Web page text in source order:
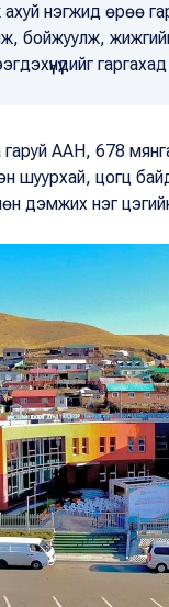
ахуй нэгжид өрөө
бойжуулж,
ААН, 678
шуурхай, цогц
дэмжих нэг